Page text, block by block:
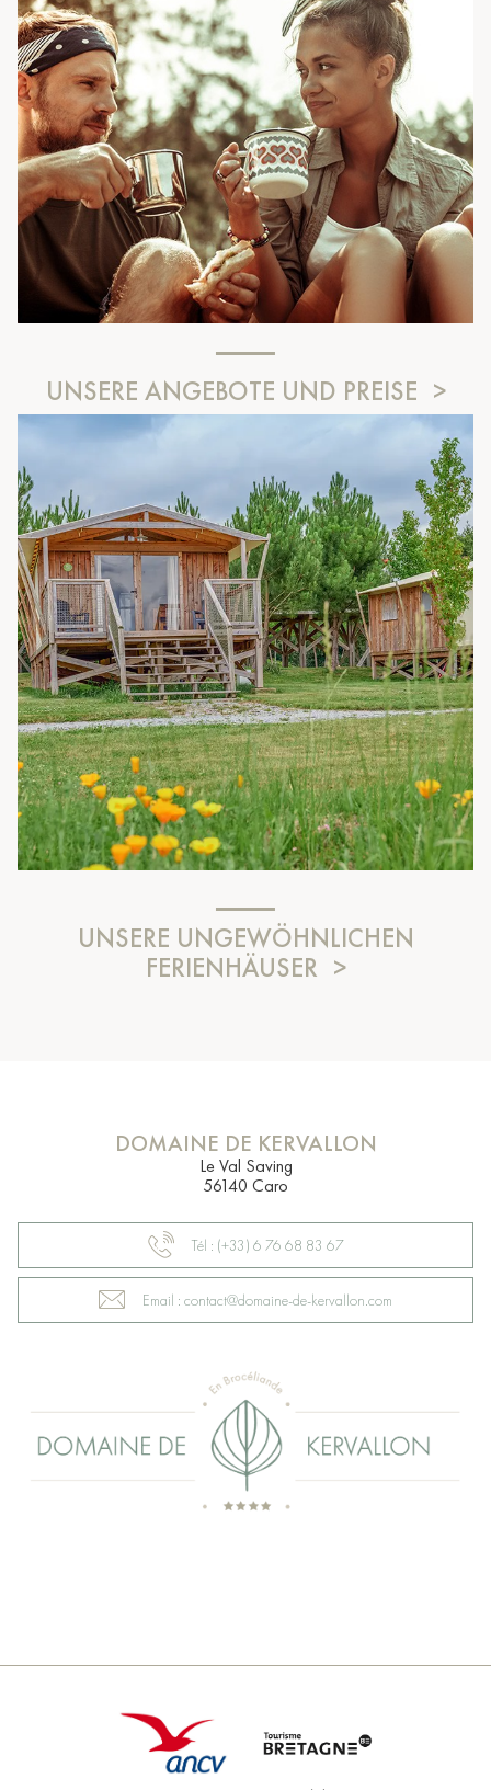
UNSERE ANGEBOTE UND PREISE
UNSERE UNGEWÖHNLICHEN
FERIENHÄUSER
DOMAINE DE KERVALLON
Le Val Saving
56140 Caro
Tél : (+33) 6 76 68 83 67
Email : contact@domaine-de-kervallon.com